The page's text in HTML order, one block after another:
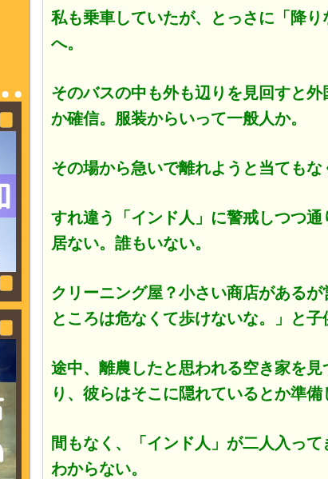
私も乗車していたが、とっさに「降
へ。
そのバスの中も外も辺りを見回すと外
か確信。服装からいって一般人か。
その場から急いで離れようと当てもな
すれ違う「インド人」に警戒しつつ
居ない。誰もいない。
クリーニング屋？小さい商店がある
ところは危なくて歩けないな。」と子
途中、離農したと思われる空き家を
り、彼らはそこに隠れているとか準備
間もなく、「インド人」が二人入っ
わからない。